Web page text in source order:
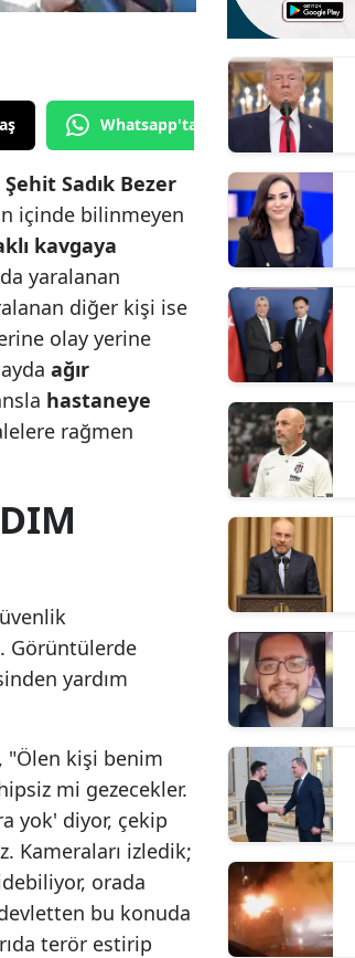
Whatsapp'tan Gönder
Sadık Bezer
içinde bilinmeyen
kavgaya
yaralanan
diğer kişi ise
olay yerine
ağır
hastaneye
rağmen
. Görüntülerde
yardım
"Ölen kişi benim
mi gezecekler.
yok' diyor, çekip
Kameraları izledik;
orada
bu konuda
terör estirip